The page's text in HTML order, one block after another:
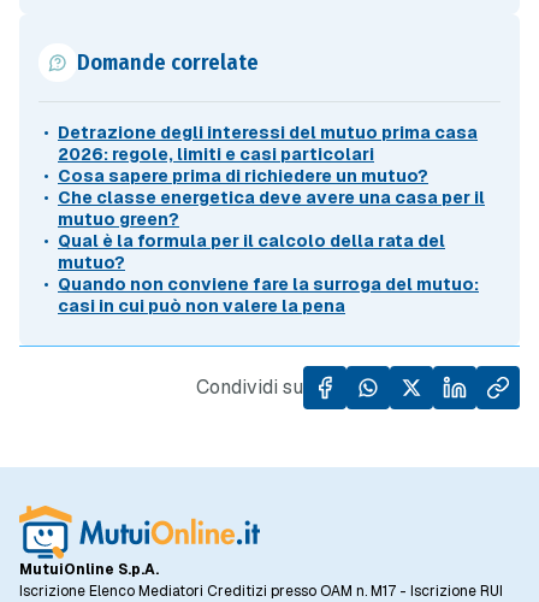
Domande correlate
Detrazione degli interessi del mutuo prima casa
2026: regole, limiti e casi particolari
Cosa sapere prima di richiedere un mutuo?
Che classe energetica deve avere una casa per il
mutuo green?
Qual è la formula per il calcolo della rata del
mutuo?
Quando non conviene fare la surroga del mutuo:
casi in cui può non valere la pena
Condividi su
MutuiOnline S.p.A.
Iscrizione Elenco Mediatori Creditizi presso OAM n. M17 - Iscrizione RUI